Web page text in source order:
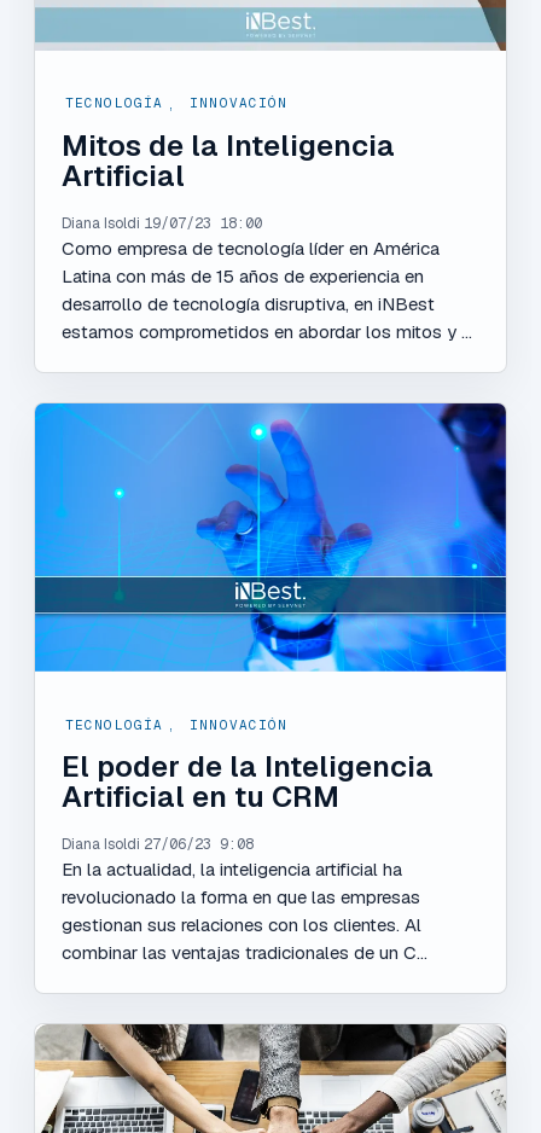
TECNOLOGÍA INNOVACIÓN
Mitos de la Inteligencia
Artificial
Diana Isoldi 19/07/23 18:00
Como empresa de tecnología líder en América
Latina con más de 15 años de experiencia en
desarrollo de tecnología disruptiva, en iNBest
estamos comprometidos en abordar los mitos y ...
TECNOLOGÍA , INNOVACIÓN
El poder de la Inteligencia
Artificial en tu CRM
Diana Isoldi 27/06/23 9:08
En la actualidad, la inteligencia artificial ha
revolucionado la forma en que las empresas
gestionan sus relaciones con los clientes. Al
combinar las ventajas tradicionales de un C...